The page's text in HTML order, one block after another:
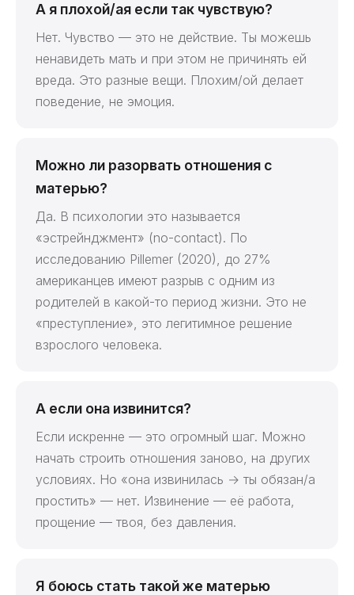
А я плохой/ая если так чувствую?
Нет. Чувство — это не действие. Ты можешь
ненавидеть мать и при этом не причинять ей
вреда. Это разные вещи. Плохим/ой делает
поведение, не эмоция.
Можно ли разорвать отношения с
матерью?
Да. В психологии это называется
«эстрейнджмент» (no-contact). По
исследованию Pillemer (2020), до 27%
американцев имеют разрыв с одним из
родителей в какой-то период жизни. Это не
«преступление», это легитимное решение
взрослого человека.
А если она извинится?
Если искренне — это огромный шаг. Можно
начать строить отношения заново, на других
условиях. Но «она извинилась → ты обязан/а
простить» — нет. Извинение — её работа,
прощение — твоя, без давления.
Я боюсь стать такой же матерью